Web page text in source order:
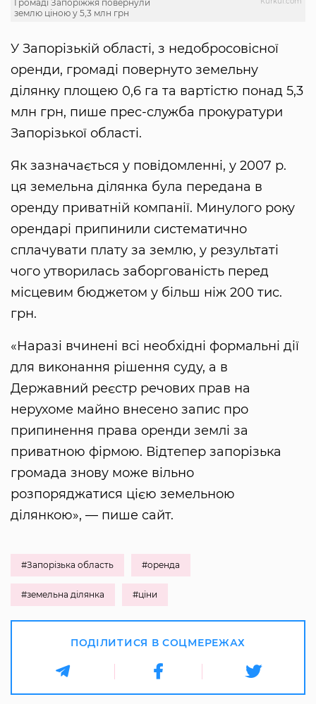
Громаді Запоріжжя повернули
землю ціною у 5,3 млн грн
У Запорізькій області, з недобросовісної
оренди, громаді повернуто земельну
ділянку площею 0,6 га та вартістю понад 5,3
млн грн, пише прес-служба прокуратури
Запорізької області.
Як зазначається у повідомленні, у 2007 р.
ця земельна ділянка була передана в
оренду приватній компанії. Минулого року
орендарі припинили систематично
сплачувати плату за землю, у результаті
чого утворилась заборгованість перед
місцевим бюджетом у більш ніж 200 тис.
грн.
«Наразі вчинені всі необхідні формальні дії
для виконання рішення суду, а в
Державний реєстр речових прав на
нерухоме майно внесено запис про
припинення права оренди землі за
приватною фірмою. Відтепер запорізька
громада знову може вільно
розпоряджатися цією земельною
ділянкою», — пише сайт.
#Запорізька область #оренда
#земельна ділянка #ціни
ПОДІЛИТИСЯ В СОЦМЕРЕЖАХ